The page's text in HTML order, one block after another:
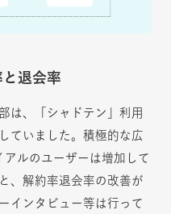
退会率
は、「シャドテン」利用
ていました。積極的な広
ルのユーザーは増加して
、解約率退会率の改善が
インタビュー等は行って